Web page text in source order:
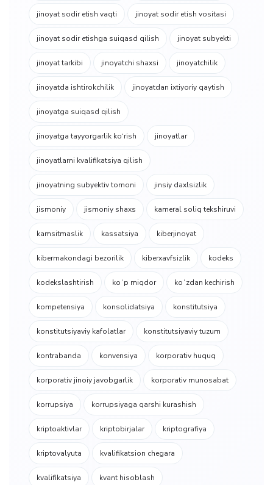
jinoyat sodir etish vaqti jinoyat sodir etish vositasi
jinoyat sodir etishga suiqasd qilish jinoyat subyekti
jinoyat tarkibi jinoyatchi shaxsi jinoyatchilik
jinoyatda ishtirokchilik jinoyatdan ixtiyoriy qaytish
jinoyatga suiqasd qilish
jinoyatga tayyorgarlik ko‘rish jinoyatlar
jinoyatlarni kvalifikatsiya qilish
jinoyatning subyektiv tomoni jinsiy daxlsizlik
jismoniy jismoniy shaxs kameral soliq tekshiruvi
kamsitmaslik kassatsiya kiberjinoyat
kibermakondagi bezorilik kiberxavfsizlik kodeks
kodekslashtirish koʻp miqdor koʻzdan kechirish
kompetensiya konsolidatsiya konstitutsiya
konstitutsiyaviy kafolatlar konstitutsiyaviy tuzum
kontrabanda konvensiya korporativ huquq
korporativ jinoiy javobgarlik korporativ munosabat
korrupsiya korrupsiyaga qarshi kurashish
kriptoaktivlar kriptobirjalar kriptografiya
kriptovalyuta kvalifikatsion chegara
kvalifikatsiya kvant hisoblash